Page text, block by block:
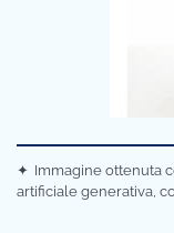
✦ Immagine ottenuta
artificiale generativa,